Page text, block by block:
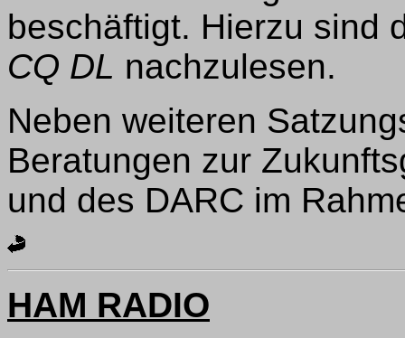
beschäftigt. Hierzu sind
CQ DL nachzulesen.
Neben weiteren
Beratungen zur
und des DARC im
HAM RADIO